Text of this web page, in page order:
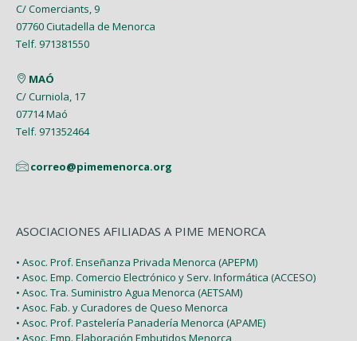
C/ Comerciants, 9
07760 Ciutadella de Menorca
Telf. 971381550
MAÓ
C/ Curniola, 17
07714 Maó
Telf. 971352464
correo@pimemenorca.org
ASOCIACIONES AFILIADAS A PIME MENORCA
• Asoc. Prof. Enseñanza Privada Menorca (APEPM)
• Asoc. Emp. Comercio Electrónico y Serv. Informática (ACCESO)
• Asoc. Tra. Suministro Agua Menorca (AETSAM)
• Asoc. Fab. y Curadores de Queso Menorca
• Asoc. Prof. Pastelería Panadería Menorca (APAME)
• Asoc. Emp. Elaboración Embutidos Menorca